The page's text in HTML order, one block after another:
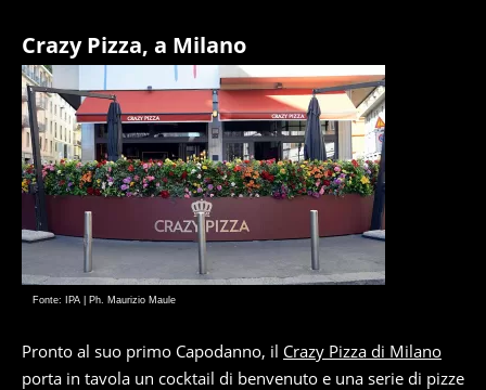
Crazy Pizza, a Milano
Fonte: IPA | Ph. Maurizio Maule
Pronto al suo primo Capodanno, il Crazy Pizza di Milano
porta in tavola un cocktail di benvenuto e una serie di pizze